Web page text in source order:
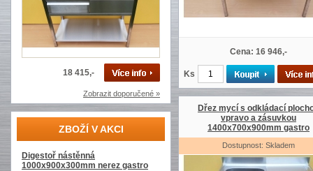
18 415,-
Zobrazit doporučené »
ZBOŽÍ V AKCI
Digestoř nástěnná
1000x900x300mm nerez gastro
Cena: 16 946,-
Ks
Dřez mycí s odkládací
vpravo a zásuvkou
1400x700x900mm gastro
Dostupnost: Skladem